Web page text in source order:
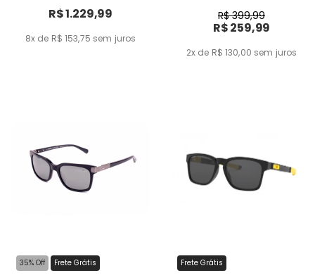
R$ 1.229,99
8x de R$ 153,75 sem juros
R$ 399,99
R$ 259,99
2x de R$ 130,00 sem juros
35% Off Frete Grátis Frete Grátis